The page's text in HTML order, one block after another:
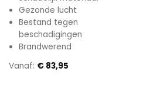
Gezonde lucht
Bestand tegen
beschadigingen
Brandwerend
Vanaf: €83,95